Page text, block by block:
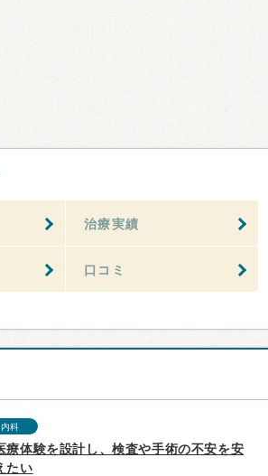
治療実績
口コミ
科
療体験を設計し、検査や手術の不安を安
たい